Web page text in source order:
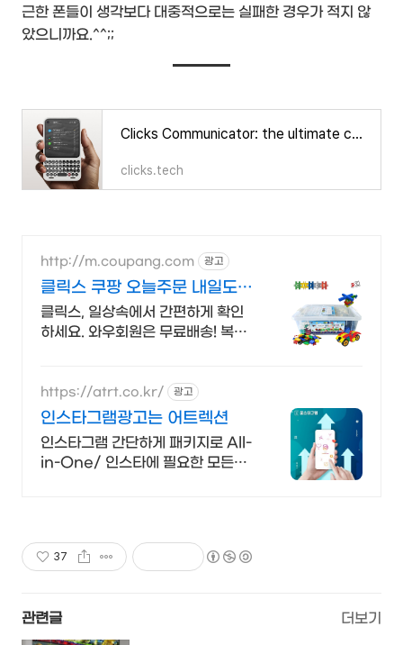
근한 폰들이 생각보다 대중적으로는 실패한 경우가 적지 않
았으니까요.^^;;
Clicks Communicator: the ultimate communication companion
clicks.tech
http://m.coupang.com 광고
클릭스 쿠팡 오늘주문 내일도착
로켓배송
클릭스, 일상속에서 간편하게 확인
하세요. 와우회원은 무료배송! 복잡
https://atrt.co.kr/ 광고
인스타그램광고는 어트렉션
인스타그램 간단하게 패키지로 All-
in-One/ 인스타에 필요한 모든게
37
관련글 더보기